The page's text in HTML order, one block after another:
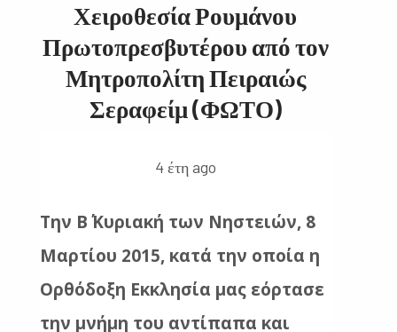
Χειροθεσία Ρουμάνου
Πρωτοπρεσβυτέρου από τον
Μητροπολίτη Πειραιώς
Σεραφείμ (ΦΩΤΟ)
4 έτη ago
Την Β΄ Κυριακή των Νηστειών, 8
Μαρτίου 2015, κατά την οποία η
Ορθόδοξη Εκκλησία μας εόρτασε
την μνήμη του αντίπαπα και